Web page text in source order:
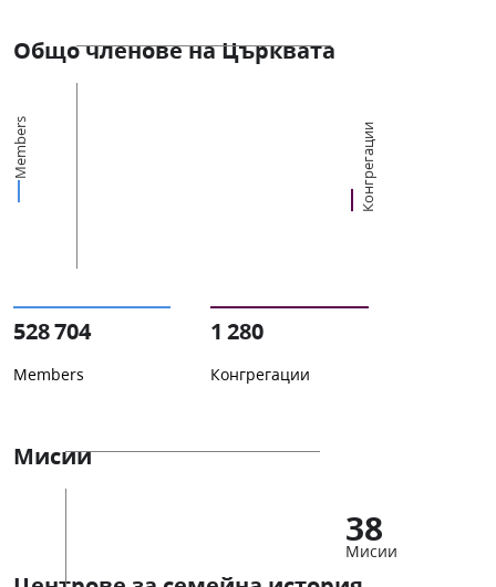
Общо членове на Църквата
Members Конгрегации
528 704
Members
1 280
Конгрегации
Мисии
38
Мисии